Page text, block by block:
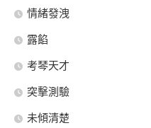
情緒發洩
露餡
考琴天才
突擊測驗
未傾清楚